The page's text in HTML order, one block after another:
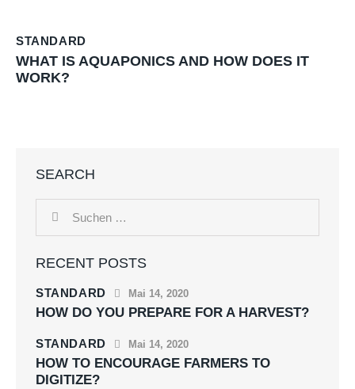
STANDARD
WHAT IS AQUAPONICS AND HOW DOES IT
WORK?
SEARCH
RECENT POSTS
STANDARD Mai 14, 2020
HOW DO YOU PREPARE FOR A HARVEST?
STANDARD Mai 14, 2020
HOW TO ENCOURAGE FARMERS TO
DIGITIZE?